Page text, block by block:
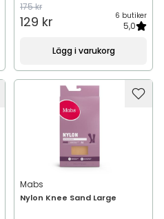
175 kr
129 kr 6 butiker
5,0
Lägg i varukorg
Mabs
Nylon Knee Sand Large